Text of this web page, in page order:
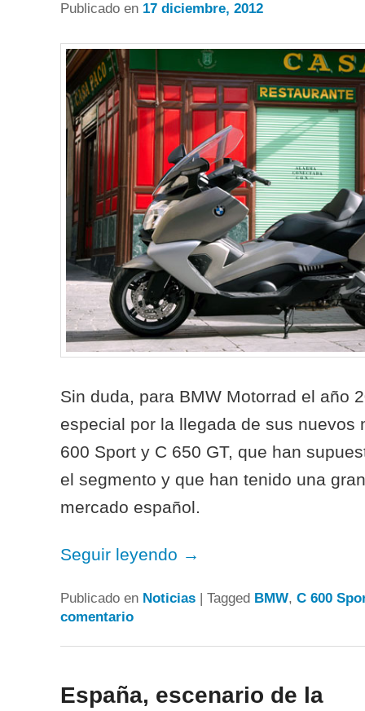
Publicado en 17 diciembre, 2012
Sin duda, para BMW Motorrad el año
especial por la llegada de sus nuevos
600 Sport y C 650 GT, que han
el segmento y que han tenido una
mercado español.
Seguir leyendo →
Publicado en Noticias |Tagged BMW,C 600
comentario
España, escenario de la